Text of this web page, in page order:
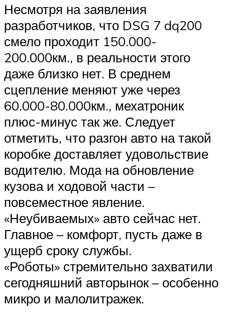
Несмотря на заявления
разработчиков, что DSG 7 dq200
смело проходит 150.000-
200.000км., в реальности этого
даже близко нет. В среднем
сцепление меняют уже через
60.000-80.000км., мехатроник
плюс-минус так же. Следует
отметить, что разгон авто на такой
коробке доставляет удовольствие
водителю. Мода на обновление
кузова и ходовой части –
повсеместное явление.
«Неубиваемых» авто сейчас нет.
Главное – комфорт, пусть даже в
ущерб сроку службы.
«Роботы» стремительно захватили
сегодняшний авторынок – особенно
микро и малолитражек.